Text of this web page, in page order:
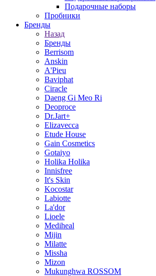
Подарочные наборы
Пробники
Бренды
Назад
Бренды
Berrisom
Anskin
A'Pieu
Baviphat
Ciracle
Daeng Gi Meo Ri
Deoproce
Dr.Jart+
Elizavecca
Etude House
Gain Cosmetics
Gotaiyo
Holika Holika
Innisfree
It's Skin
Kocostar
Labiotte
La'dor
Lioele
Mediheal
Mijin
Milatte
Missha
Mizon
Mukunghwa ROSSOM